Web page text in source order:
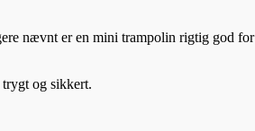
nævnt er en mini trampolin rigtig god for
og sikkert.